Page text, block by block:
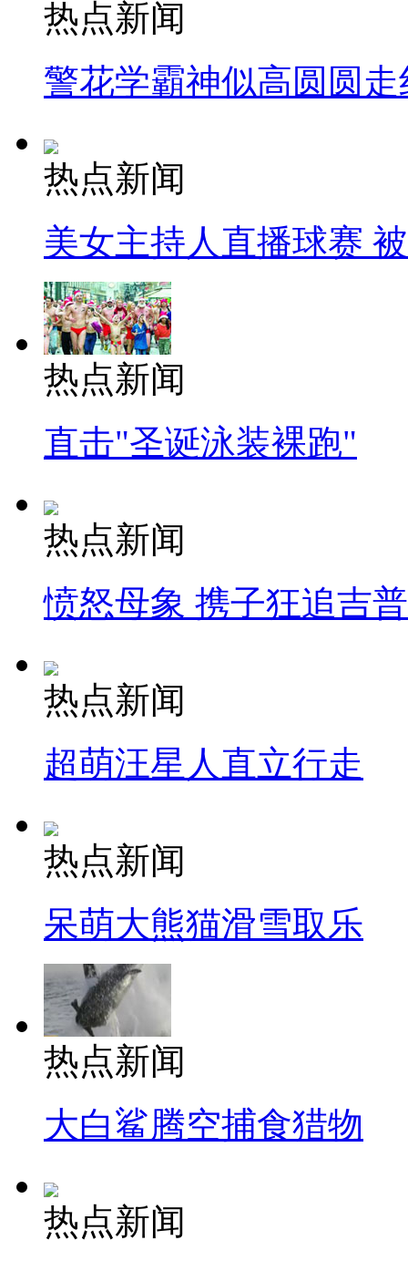
热点新闻
警花学霸神似高圆圆走
热点新闻
美女主持人直播球赛
热点新闻
直击"圣诞泳装裸跑"
热点新闻
愤怒母象 携子狂追吉
热点新闻
超萌汪星人直立行走
热点新闻
呆萌大熊猫滑雪取乐
热点新闻
大白鲨腾空捕食猎物
热点新闻